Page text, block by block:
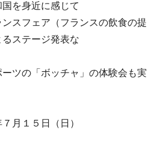
を身近に感じて
スフェア（フランスの飲食の提
ステージ発表な
ツの「ボッチャ」の体験会も実
１５日（日）